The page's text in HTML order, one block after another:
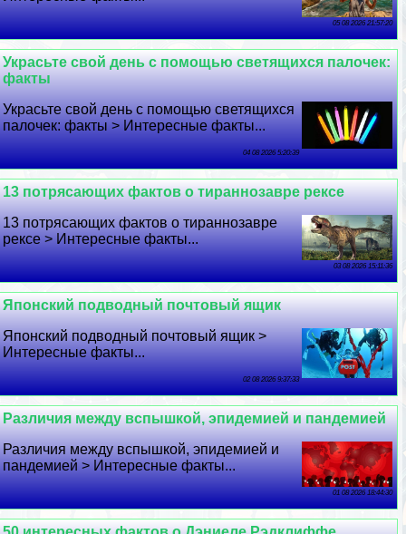
05 08 2026 21:57:20
Украсьте свой день с помощью светящихся палочек:
факты
Украсьте свой день с помощью светящихся
палочек: факты > Интересные факты...
04 08 2026 5:20:39
13 потрясающих фактов о тираннозавре рексе
13 потрясающих фактов о тираннозавре
рексе > Интересные факты...
03 08 2026 15:11:36
Японский подводный почтовый ящик
Японский подводный почтовый ящик >
Интересные факты...
02 08 2026 9:37:33
Различия между вспышкой, эпидемией и пандемией
Различия между вспышкой, эпидемией и
пандемией > Интересные факты...
01 08 2026 18:44:30